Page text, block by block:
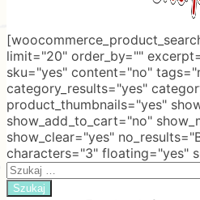
limit="20" order_by=""
sku="yes" content="no"
category_results="yes"
product_thumbnails="yes"
show_add_to_cart="no"
show_clear="yes"
characters="3" floating="yes"
Search
for: